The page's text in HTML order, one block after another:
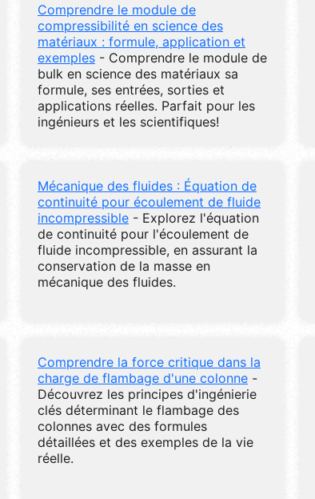
Comprendre le module de
compressibilité en science des
matériaux : formule, application et
exemples - Comprendre le module de
bulk en science des matériaux sa
formule, ses entrées, sorties et
applications réelles. Parfait pour les
ingénieurs et les scientifiques!
Mécanique des fluides : Équation de
continuité pour écoulement de fluide
incompressible - Explorez l'équation
de continuité pour l'écoulement de
fluide incompressible, en assurant la
conservation de la masse en
mécanique des fluides.
Comprendre la force critique dans la
charge de flambage d'une colonne -
Découvrez les principes d'ingénierie
clés déterminant le flambage des
colonnes avec des formules
détaillées et des exemples de la vie
réelle.